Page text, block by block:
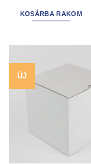
9.652 Ft.
KOSÁRBA RAKOM
ÚJ